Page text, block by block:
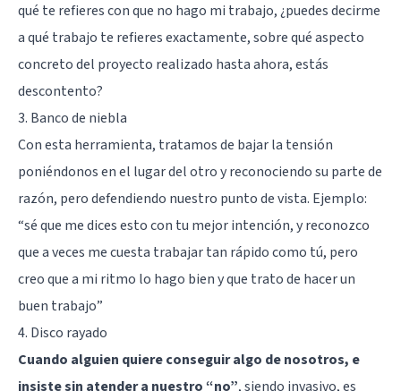
qué te refieres con que no hago mi trabajo, ¿puedes decirme
a qué trabajo te refieres exactamente, sobre qué aspecto
concreto del proyecto realizado hasta ahora, estás
descontento?
3. Banco de niebla
Con esta herramienta, tratamos de bajar la tensión
poniéndonos en el lugar del otro y reconociendo su parte de
razón, pero defendiendo nuestro punto de vista. Ejemplo:
“sé que me dices esto con tu mejor intención, y reconozco
que a veces me cuesta trabajar tan rápido como tú, pero
creo que a mi ritmo lo hago bien y que trato de hacer un
buen trabajo”
4. Disco rayado
Cuando alguien quiere conseguir algo de nosotros, e
insiste sin atender a nuestro “no”, siendo invasivo, es